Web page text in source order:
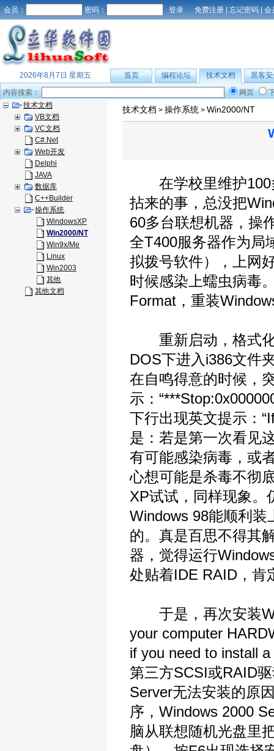
会员： 密码： 免费注册 | 忘记密码 | 会
2026年8月7日 星期五 首页 编程论坛 技术文档
黑客安
内容搜索：
网页
技术文档
VB文档
VC文档
C#.Net
Web开发
Delphi
JAVA
数据库
C++Builder
操作系统
WindowsXP
Win2000/NT
Win9x/Me
Linux
Win2003
其他
其他文档
技术文档 > 操作系统 > Win2000/NT
在学校里维护100
拈来的事，总没把
60多台联想机器，操
全T400服务器作为局
拟拨号软件），上网
时候感染上蠕虫病毒
Format，重装
重新启动，格式化
DOS下进入i386文件
在自鸣得意的时候，
示：
下行出现英文提示：
是：若是第一次看见
有可能感染病毒，或
心想可能是杀毒不彻
XP试试，同样现象。
Windows 98能顺利
的。真是百思不得其
器，觉得运行
处贴着IDE RAID，肯
于是，再次安装
your computer
if you need to install
第三方SCSI或RAID
Server无法安装的原
序，Windows 2000
脑从联想随机光盘里